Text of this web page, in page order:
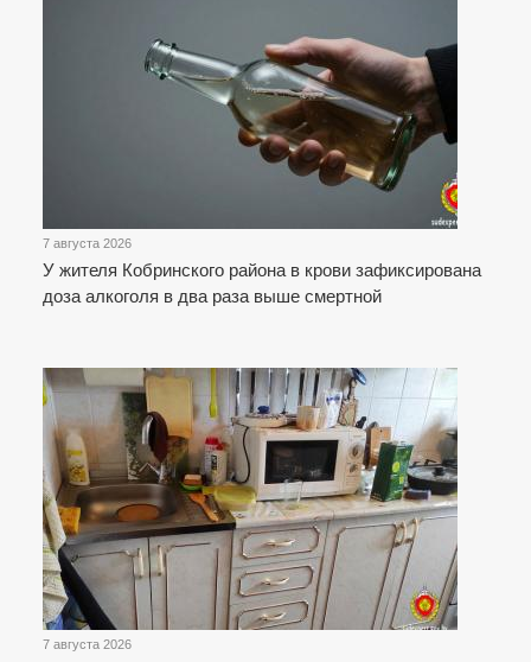
7 августа 2026
У жителя Кобринского района в крови зафиксирована
доза алкоголя в два раза выше смертной
7 августа 2026